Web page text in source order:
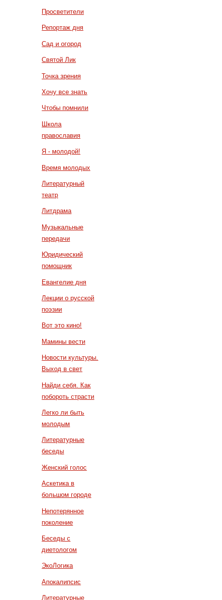
Просветители
Репортаж дня
Сад и огород
Святой Лик
Точка зрения
Хочу все знать
Чтобы помнили
Школа
православия
Я - молодой!
Время молодых
Литературный
театр
Литдрама
Музыкальные
передачи
Юридический
помощник
Евангелие дня
Лекции о русской
поэзии
Вот это кино!
Мамины вести
Новости культуры.
Выход в свет
Найди себя. Как
побороть страсти
Легко ли быть
молодым
Литературные
беседы
Женский голос
Аскетика в
большом городе
Непотерянное
поколение
Беседы с
диетологом
ЭкоЛогика
Апокалипсис
Литературные